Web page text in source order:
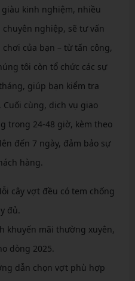
kinh nghiệm, nhiều
nghiệp, sẽ tư vấn
của bạn – từ tấn công,
tôi còn tổ chức các sự
giúp bạn kiểm tra
cùng, dịch vụ giao
trong 24-48 giờ, kèm theo
đến 7 ngày, đảm bảo sự
hàng.
cây vợt đều có tem chống
đủ.
khuyến mãi thường xuyên,
dòng 2025.
dẫn chọn vợt phù hợp